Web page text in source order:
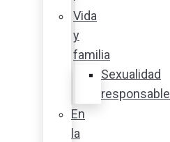
Vida
y
familia
Sexualidad
responsable
En
la